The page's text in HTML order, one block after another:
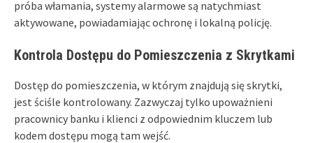
próba włamania, systemy alarmowe są natychmiast
aktywowane, powiadamiając ochronę i lokalną policję.
Kontrola Dostępu do Pomieszczenia z Skrytkami
Dostęp do pomieszczenia, w którym znajdują się skrytki,
jest ściśle kontrolowany. Zazwyczaj tylko upoważnieni
pracownicy banku i klienci z odpowiednim kluczem lub
kodem dostępu mogą tam wejść.